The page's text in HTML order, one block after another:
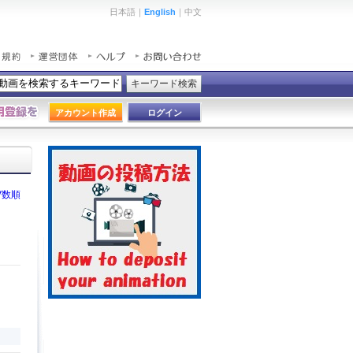
日本語｜ English ｜中文
キーワード検索
アカウント作成 ログイン
順